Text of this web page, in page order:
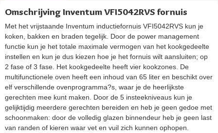
Omschrijving Inventum VFI5042RVS fornuis
Met het vrijstaande Inventum inductiefornuis VFI5042RVS kun je
koken, bakken en braden tegelijk. Door de power management
functie kun je het totale maximale vermogen van het kookgedeelte
instellen en kun je dus kiezen hoe je het fornuis wilt aansluiten; op
2 fase of 3 fase. Het kookgedeelte heeft vier kookzones. De
multifunctionele oven heeft een inhoud van 65 liter en beschikt over
elf verschillende ovenprogramma?s, waar je de heerlijkste
gerechten mee kunt maken. Door de 5 insteekniveaus kun je
gelijktijdig meerdere gerechten bereiden en heb je geen gedoe met
schoonmaken: door de volledig glazen binnendeur heb je geen last
van randen of kieren waar vet en vuil zich kunnen ophopen.